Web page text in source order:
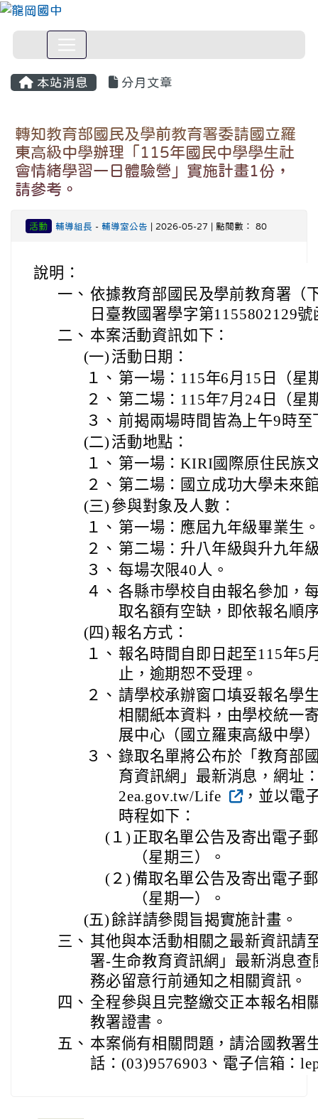
本站消息 分月文章
轉知教育部國民及學前教育署委請國立羅
東高級中學辦理「115年國民中學學生社
會情緒學習一日體驗營」實施計畫1份，
請參考。
活動 輔導組長 - 輔導室公告 | 2026-05-27 | 點閱數： 80
說明：
一、 依據教育部國民及學前教育署（
日臺教國署學字第1155802129
二、 本案活動資訊如下：
(一) 活動日期：
１、 第一場：115年6月15日（星
２、 第二場：115年7月24日（星
３、 前揭兩場時間皆為上午9時至
(二) 活動地點：
１、 第一場：KIRI國際原住民族
２、 第二場：國立成功大學未來
(三) 參與對象及人數：
１、 第一場：應屆九年級畢業生
２、 第二場：升八年級與升九年
３、 每場次限40人。
４、 各縣市學校自由報名參加，
取名額有空缺，即依報名順
(四) 報名方式：
１、 報名時間自即日起至115年5
止，逾期恕不受理。
２、 請學校承辦窗口填妥報名學
相關紙本資料，由學校統一
展中心（國立羅東高級中學
３、 錄取名單將公布於「教育部
育資訊網」最新消息，網址
2ea.gov.tw/Life
，並以電
時程如下：
(１) 正取名單公告及寄出電子
（星期三）。
(２)備取名單公告及寄出電子
（星期一）。
(五)餘詳請參閱旨揭實施計畫。
三、 其他與本活動相關之最新資訊請
署-生命教育資訊網」最新消息
務必留意行前通知之相關資訊。
四、 全程參與且完整繳交正本報名相
教署證書。
五、 本案倘有相關問題，請洽國教署
話：(03)9576903、電子信箱：